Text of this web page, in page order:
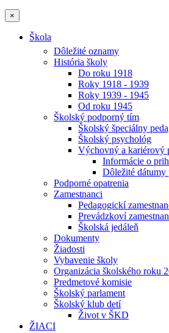
×
Škola
Dôležité oznamy
História školy
Do roku 1918
Roky 1918 - 1939
Roky 1939 - 1945
Od roku 1945
Školský podporný tím
Školský špeciálny
Školský psychológ
Výchovný a kariérový
Informácie o
Dôležité dátumy
Podporné opatrenia
Zamestnanci
Pedagogickí
Prevádzkoví
Školská jedáleň
Dokumenty
Žiadosti
Vybavenie školy
Organizácia školského roku
Predmetové komisie
Školský parlament
Školský klub detí
Život v ŠKD
ŽIACI